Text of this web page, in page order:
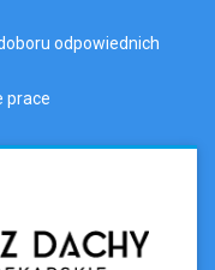
odpowiednich
prace